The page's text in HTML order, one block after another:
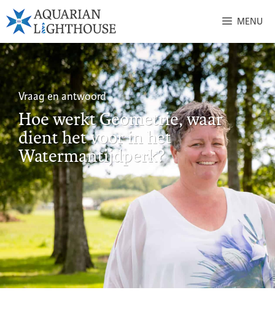
MENU
Vraag en antwoord
Hoe werkt Geometrie, waar
dient het voor in het
Watermantijdperk?